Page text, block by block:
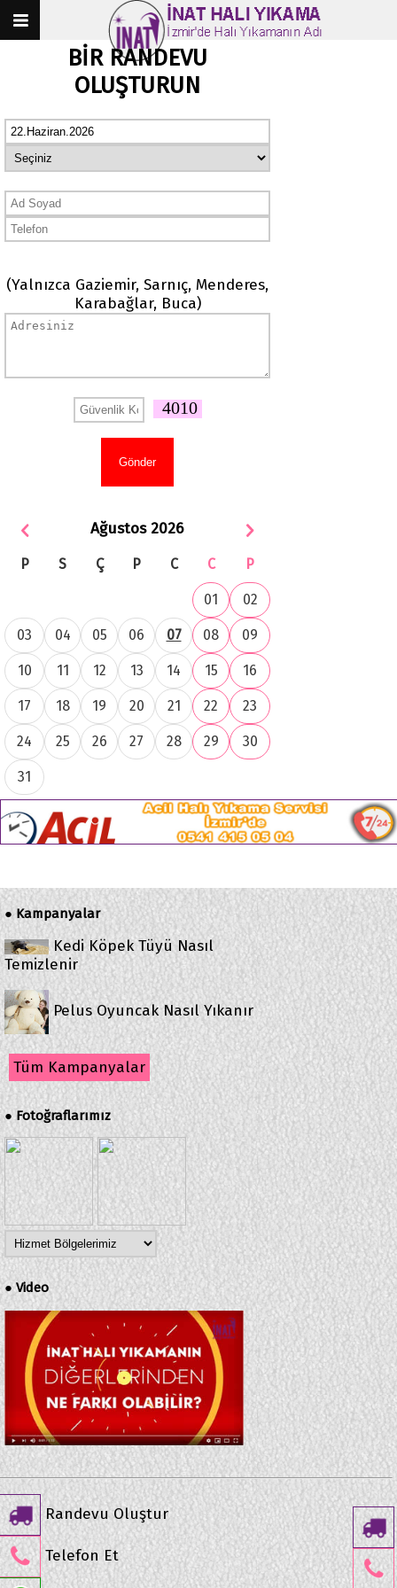
BİR RANDEVU
OLUŞTURUN
(Yalnızca Gaziemir, Sarnıç, Menderes,
Karabağlar, Buca)
4010
Ağustos 2026
P S Ç P C C P
01 02
03 04 05 06 07 08 09
10 11 12 13 14 15 16
17 18 19 20 21 22 23
24 25 26 27 28 29 30
31
● Kampanyalar
Kedi Köpek Tüyü Nasıl
Temizlenir
Pelus Oyuncak Nasıl Yıkanır
Tüm Kampanyalar
● Fotoğraflarımız
●Video
Randevu Oluştur
Telefon Et